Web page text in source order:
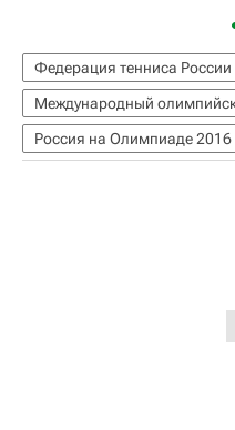
Федерация тенниса
Международный
Россия на Олимпиаде 2016